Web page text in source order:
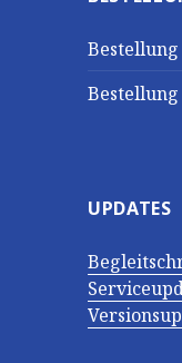
UPDATES